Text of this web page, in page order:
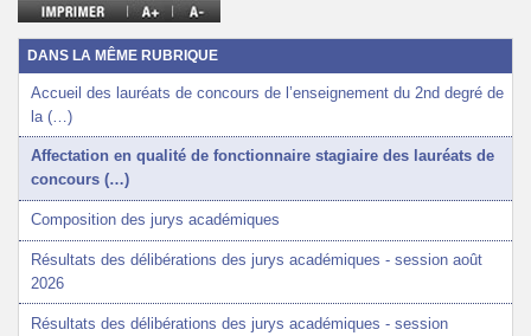
DANS LA MÊME RUBRIQUE
Accueil des lauréats de concours de l’enseignement du 2nd degré de
la (…)
Affectation en qualité de fonctionnaire stagiaire des lauréats de
concours (…)
Composition des jurys académiques
Résultats des délibérations des jurys académiques - session août
2026
Résultats des délibérations des jurys académiques - session